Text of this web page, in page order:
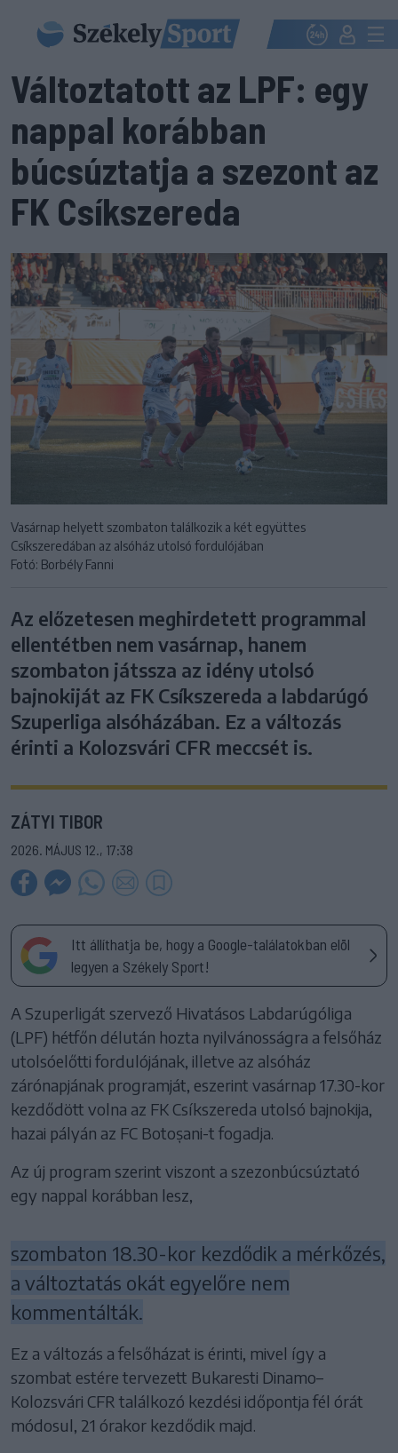
Változtatott az LPF: egy
nappal korábban
búcsúztatja a szezont az
FK Csíkszereda
Vasárnap helyett szombaton találkozik a két együttes
Csíkszeredában az alsóház utolsó fordulójában
Fotó: Borbély Fanni
Az előzetesen meghirdetett programmal
ellentétben nem vasárnap, hanem
szombaton játssza az idény utolsó
bajnokiját az FK Csíkszereda a labdarúgó
Szuperliga alsóházában. Ez a változás
érinti a Kolozsvári CFR meccsét is.
ZÁTYI TIBOR
2026. MÁJUS 12., 17:38
Itt állíthatja be, hogy a Google-találatokban elöl
legyen a Székely Sport!
A Szuperligát szervező Hivatásos Labdarúgóliga
(LPF) hétfőn délután hozta nyilvánosságra a felsőház
utolsóelőtti fordulójának, illetve az alsóház
zárónapjának programját, eszerint vasárnap 17.30-kor
kezdődött volna az FK Csíkszereda utolsó bajnokija,
hazai pályán az FC Botoșani-t fogadja.
Az új program szerint viszont a szezonbúcsúztató
egy nappal korábban lesz,
szombaton 18.30-kor kezdődik a mérkőzés,
a változtatás okát egyelőre nem
kommentálták.
Ez a változás a felsőházat is érinti, mivel így a
szombat estére tervezett Bukaresti Dinamo–
Kolozsvári CFR találkozó kezdési időpontja fél órát
módosul, 21 órakor kezdődik majd.